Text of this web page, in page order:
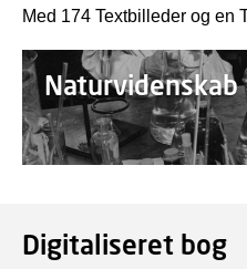
Med 174 Textbilleder og en
Naturvidenskab
Digitaliseret bog